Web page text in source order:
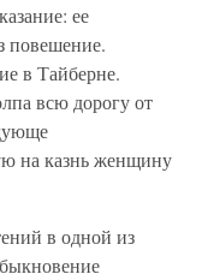
ее
повешение.
в Тайберне.
всю дорогу от
на казнь женщину
в одной из